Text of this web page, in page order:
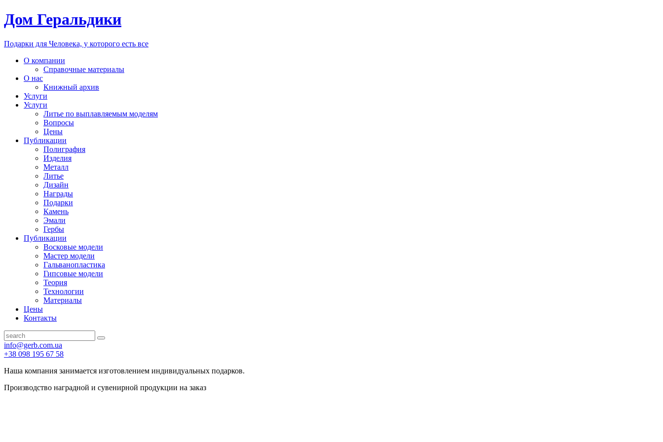
Дом Геральдики
Подарки для Человека, у которого есть все
О компании
Справочные материалы
О нас
Книжный архив
Услуги
Услуги
Литье по выплавляемым моделям
Вопросы
Цены
Публикации
Полиграфия
Изделия
Металл
Литье
Дизайн
Награды
Подарки
Камень
Эмали
Гербы
Публикации
Восковые модели
Мастер модели
Гальванопластика
Гипсовые модели
Теория
Технологии
Материалы
Цены
Контакты
info@gerb.com.ua
+38 098 195 67 58
Наша компания занимается изготовлением индивидуальных подарков.
Производство наградной и сувенирной продукции на заказ